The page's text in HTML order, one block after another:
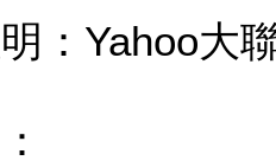
：Yahoo大